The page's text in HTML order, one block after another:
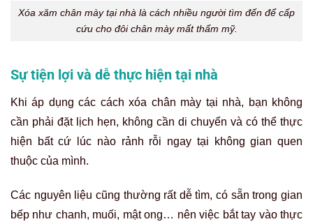
Các nguyên liệu cũng thường rất dễ tìm, có sẵn trong gian
bếp như chanh, muối, mật ong… nên việc bắt tay vào thực
bị.
Tiết kiệm chi phí ban đầu so với dịch vụ
chuyên nghiệp
Chi phí cho các dịch vụ xóa xăm chuyên nghiệp hiện nay
lựa chọn cách xóa xăm chân mày tại nhà. Dù hiệu quả có
thể không bằng công nghệ hiện đại nhưng với chi phí thấp